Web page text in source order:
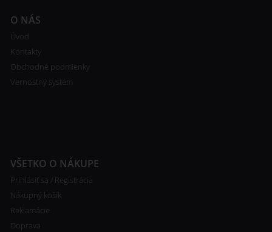
O NÁS
Úvod
Kontakty
Obchodné podmienky
Vernostný systém
VŠETKO O NÁKUPE
Prihlásiť sa / Registrácia
Nákupný košík
Reklamácie
Doprava